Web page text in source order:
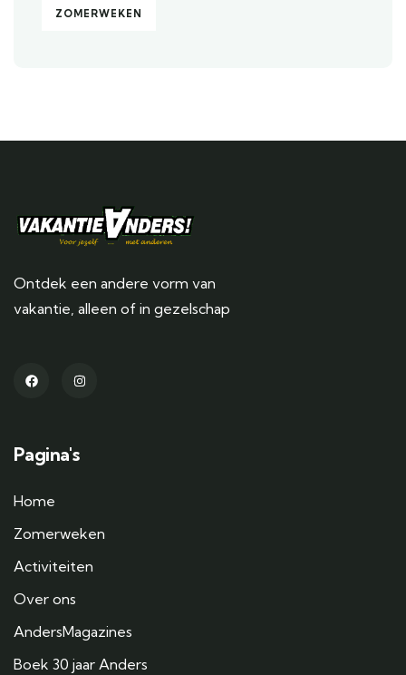
ZOMERWEKEN
Ontdek een andere vorm van
vakantie, alleen of in gezelschap
Pagina's
Home
Zomerweken
Activiteiten
Over ons
AndersMagazines
Boek 30 jaar Anders